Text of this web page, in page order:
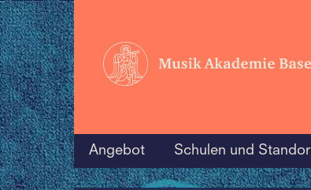
Angebot Schulen und